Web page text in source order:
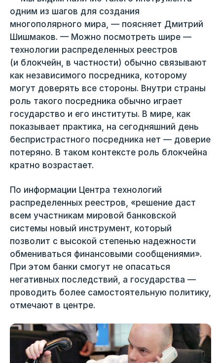
одним из шагов для создания
многополярного мира, — поясняет Дмитрий
Шишмаков. — Можно посмотреть шире —
технологии распределенных реестров
(и блокчейн, в частности) обычно связывают
как независимого посредника, которому
могут доверять все стороны. Внутри страны
роль такого посредника обычно играет
государство и его институты. В мире, как
показывает практика, на сегодняшний день
беспристрастного посредника нет — доверие
потеряно. В таком контексте роль блокчейна
кратно возрастает.
По информации Центра технологий
распределенных реестров, «решение даст
всем участникам мировой банковской
системы новый инструмент, который
позволит с высокой степенью надежности
обмениваться финансовыми сообщениями».
При этом банки смогут не опасаться
негативных последствий, а государства —
проводить более самостоятельную политику,
отмечают в центре.